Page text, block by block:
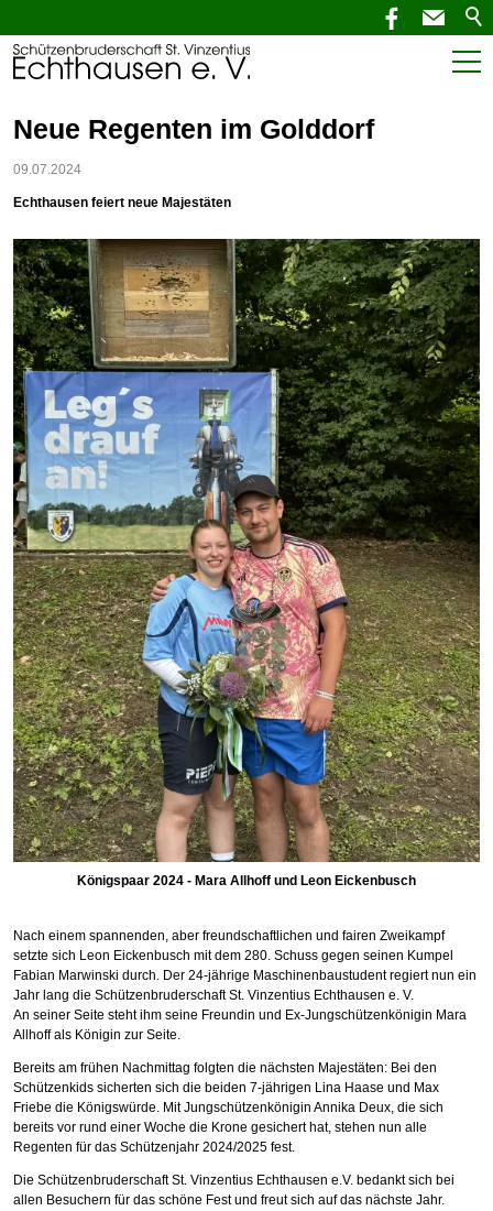
Aktuelles
Termine
Verein
Service
Kontakt
Neue Regenten im Golddorf
09.07.2024
Echthausen feiert neue Majestäten
Königspaar 2024 - Mara Allhoff und Leon Eickenbusch
Nach einem spannenden, aber freundschaftlichen und fairen Zweikampf
setzte sich Leon Eickenbusch mit dem 280. Schuss gegen seinen Kumpel
Fabian Marwinski durch. Der 24-jährige Maschinenbaustudent regiert nun ein
Jahr lang die Schützenbruderschaft St. Vinzentius Echthausen e. V.
An seiner Seite steht ihm seine Freundin und Ex-Jungschützenkönigin Mara
Allhoff als Königin zur Seite.
Bereits am frühen Nachmittag folgten die nächsten Majestäten: Bei den
Schützenkids sicherten sich die beiden 7-jährigen Lina Haase und Max
Friebe die Königswürde. Mit Jungschützenkönigin Annika Deux, die sich
bereits vor rund einer Woche die Krone gesichert hat, stehen nun alle
Regenten für das Schützenjahr 2024/2025 fest.
Die Schützenbruderschaft St. Vinzentius Echthausen e.V. bedankt sich bei
allen Besuchern für das schöne Fest und freut sich auf das nächste Jahr.